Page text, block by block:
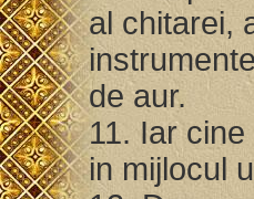
al chitarei,
de aur.
11. Iar
in mijlocul